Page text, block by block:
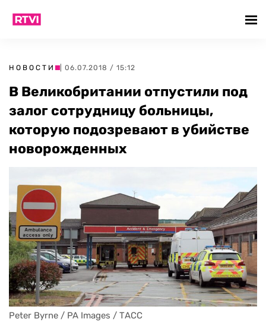
НОВОСТИ | 06.07.2018 / 15:12
В Великобритании отпустили под
залог сотрудницу больницы,
которую подозревают в убийстве
новорожденных
Peter Byrne / PA Images / ТАСС